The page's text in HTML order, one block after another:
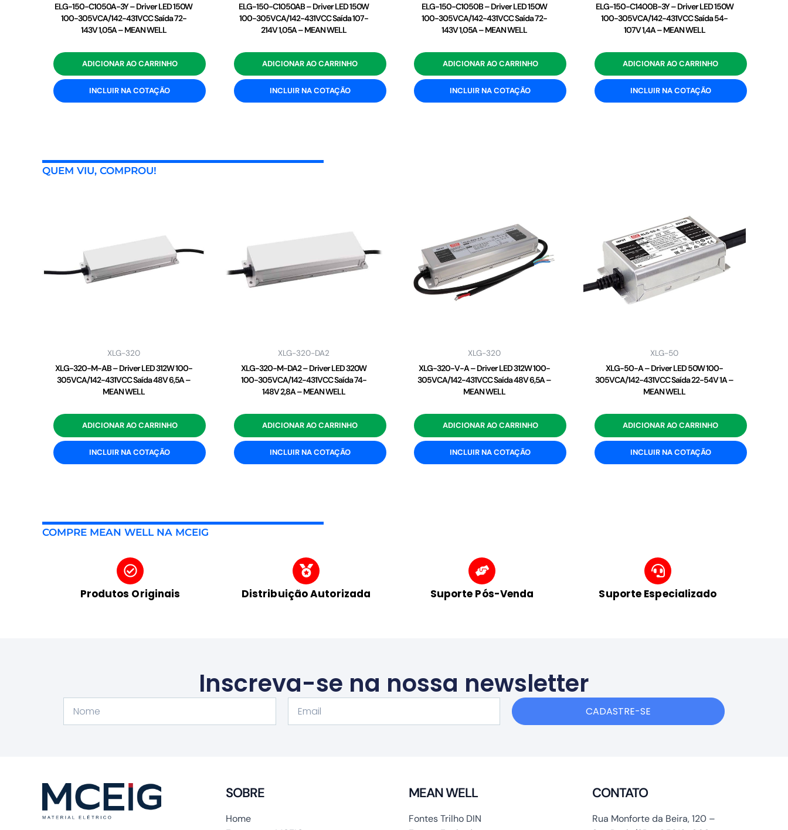
ELG-150-C1050A-3Y – Driver LED 150W
100-305VCA/142-431VCC Saída 72-
143V 1,05A – MEAN WELL
ADICIONAR AO CARRINHO
INCLUIR NA COTAÇÃO
ELG-150-C1050AB – Driver LED 150W
100-305VCA/142-431VCC Saída 107-
214V 1,05A – MEAN WELL
ADICIONAR AO CARRINHO
INCLUIR NA COTAÇÃO
ELG-150-C1050B – Driver LED 150W
100-305VCA/142-431VCC Saída 72-
143V 1,05A – MEAN WELL
ADICIONAR AO CARRINHO
INCLUIR NA COTAÇÃO
ELG-150-C1400B-3Y – Driver LED 150W
100-305VCA/142-431VCC Saída 54-
107V 1,4A – MEAN WELL
ADICIONAR AO CARRINHO
INCLUIR NA COTAÇÃO
QUEM VIU, COMPROU!
XLG-320
XLG-320-M-AB – Driver LED 312W 100-
305VCA/142-431VCC Saída 48V 6,5A –
MEAN WELL
ADICIONAR AO CARRINHO
INCLUIR NA COTAÇÃO
XLG-320-DA2
XLG-320-M-DA2 – Driver LED 320W
100-305VCA/142-431VCC Saída 74-
148V 2,8A – MEAN WELL
ADICIONAR AO CARRINHO
INCLUIR NA COTAÇÃO
XLG-320
XLG-320-V-A – Driver LED 312W 100-
305VCA/142-431VCC Saída 48V 6,5A –
MEAN WELL
ADICIONAR AO CARRINHO
INCLUIR NA COTAÇÃO
XLG-50
XLG-50-A – Driver LED 50W 100-
305VCA/142-431VCC Saída 22-54V 1A –
MEAN WELL
ADICIONAR AO CARRINHO
INCLUIR NA COTAÇÃO
COMPRE MEAN WELL NA MCEIG
Produtos Originais Distribuição Autorizada Suporte Pós-Venda Suporte Especializado
Inscreva-se na nossa newsletter
CADASTRE-SE
SOBRE
Home
MEAN WELL
Fontes Trilho DIN
CONTATO
Rua Monforte da Beira, 120 –